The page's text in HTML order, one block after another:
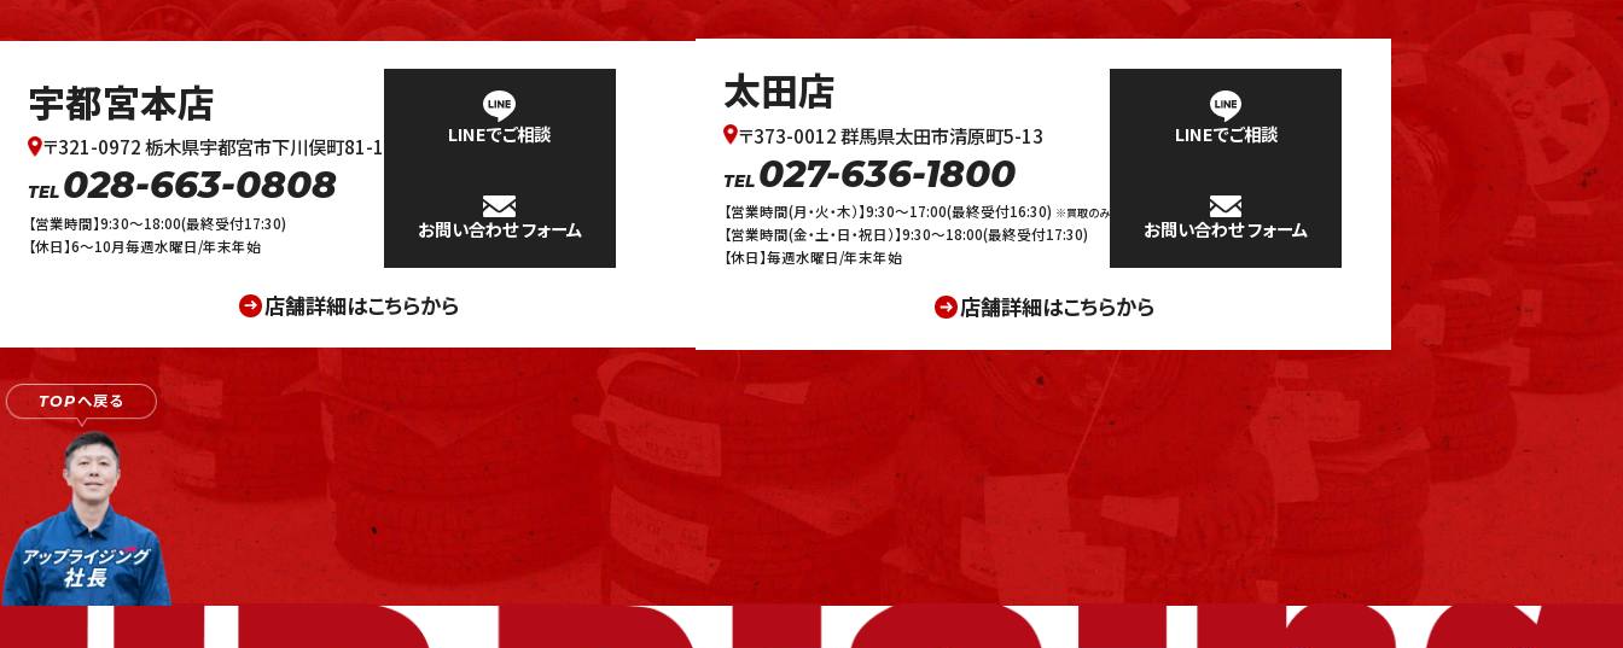
宇都宮本店
〒321-0972 栃木県宇都宮市下川俣町81-1
TEL 028-663-0808
【営業時間】9:30～18:00(最終受付17:30)
【休日】6～10月毎週水曜日/年末年始
LINEでご相談
お問い合わせフォーム
店舗詳細はこちらから
太田店
〒373-0012 群馬県太田市清原町5-13
TEL 027-636-1800
【営業時間(月・火・木）】9:30～17:00(最終受付16:30) ※買取のみ
【営業時間(金・土・日・祝日）】9:30～18:00(最終受付17:30)
【休日】毎週水曜日/年末年始
LINEでご相談
お問い合わせフォーム
店舗詳細はこちらから
TOPへ戻る